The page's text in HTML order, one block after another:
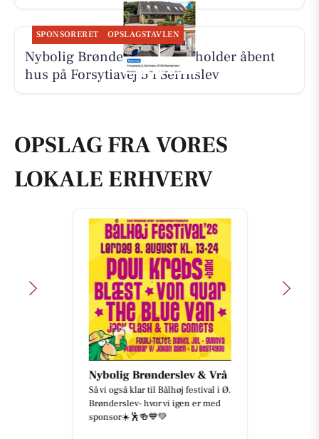
SPONSORERET OPSLAGSTAVLEN
Nybolig Brønderslev & Vrå holder åbent
hus på Forsytiavej 5 i Serritslev
OPSLAG FRA VORES
LOKALE ERHVERV
Nybolig Brønderslev & Vrå
Så vi også klar til Bålhøj festival i Ø.
Brønderslev- hvor vi igen er med
sponsor☀️🕺🍻💙💚